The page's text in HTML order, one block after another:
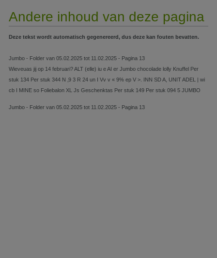
Andere inhoud van deze pagina
Deze tekst wordt automatisch gegenereerd, dus deze kan fouten bevatten.
Jumbo - Folder van 05.02.2025 tot 11.02.2025 - Pagina 13
Wieveuas jij op 14 februari? ALT (elle) iu e AI er Jumbo chocolade lolly Knuffel Per
stuk 134 Per stuk 344 N ‚9 3 R 24 un I Vv v « 9% ep V >. INN SD A, UNIT ADEL | wi
cb I MINE so Foliebalon XL Js Geschenktas Per stuk 149 Per stuk 094 5 JUMBO
Jumbo - Folder van 05.02.2025 tot 11.02.2025 - Pagina 13